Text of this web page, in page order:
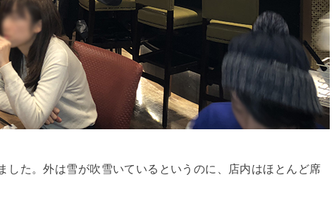
した。外は雪が吹雪いているというのに、店内はほとんど席